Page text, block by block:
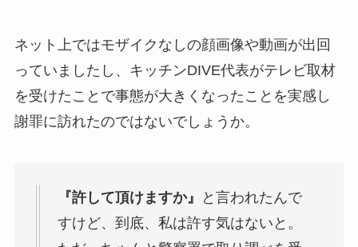
ネット上ではモザイクなしの顔画像や動画が出回
っていましたし、キッチンDIVE代表がテレビ取材
を受けたことで事態が大きくなったことを実感し
謝罪に訪れたのではないでしょうか。
『許して頂けますか』
と言われたんで
すけど、 到底、私は許す気はない と。